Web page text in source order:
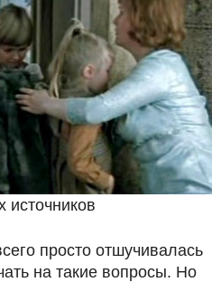
источников
просто отшучивалась
на такие вопросы. Но